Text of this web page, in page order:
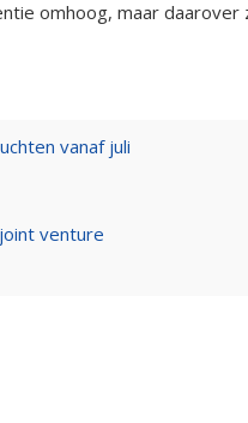
omhoog, maar daarover
vanaf juli
venture